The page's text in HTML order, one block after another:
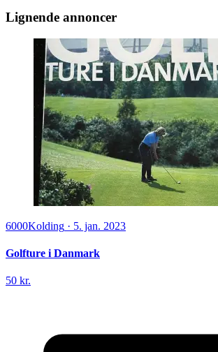
Lignende annoncer
6000Kolding · 5. jan. 2023
Golfture i Danmark
50 kr.